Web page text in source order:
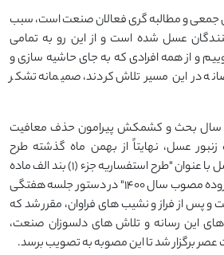
جمعی و مطالبه ‌گری فعالان صنعت است، سبب
عسل شده است و از این رو به تمامی
و از همه افرادی که به جای حاشیه ‌سازی و
در این مسیر تلاش کردند، صمیمانه تشکر
سال بحث و کشمکش پیرامون حذف معافیت
عسل، نهایتاً از بهمن ماه گذشته طرح
استفساریه حذف مالیات عسل با عنوان "طرح استفساریه جزء (۱) بند الف ماده
(۹) قانون مالیات بر ارزش افزوده مصوب سال ۱۴۰۰" در دستور جلسه هفتگی
پس از فراز و نشیب ‌های فراوان، مقرر شد که
این رسانه و تلاش ‌های دلسوزان صنعت،
برگزار شد تا این مصوبه به تصویب برسد.